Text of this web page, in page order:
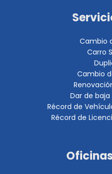
Cambio
Carro
Cambio
Dar de
Récord de
Récord de